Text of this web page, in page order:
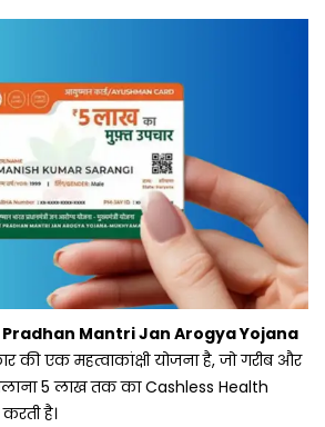
Mantri Jan Arogya Yojana
की एक महत्वाकांक्षी योजना है, जो गरीब और
₹5 लाख तक का Cashless Health
है।